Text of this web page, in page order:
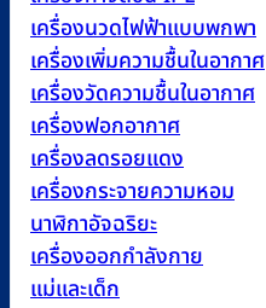
เครื่องนวดไฟฟ้าแบบพกพา
เครื่องเพิ่มความชื้นในอากาศ
เครื่องวัดความชื้นในอากาศ
เครื่องฟอกอากาศ
เครื่องลดรอยแดง
เครื่องกระจายความหอม
นาฬิกาอัจฉริยะ
เครื่องออกกำลังกาย
แม่และเด็ก